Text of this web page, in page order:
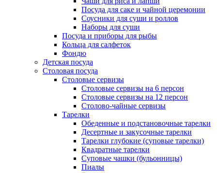
Посуда для саке и чайной церемонии
Соусники для суши и роллов
Наборы для суши
Посуда и приборы для рыбы
Кольца для салфеток
Фондю
Детская посуда
Столовая посуда
Столовые сервизы
Столовые сервизы на 6 персон
Столовые сервизы на 12 персон
Столово-чайные сервизы
Тарелки
Обеденные и подстановочные тарелки
Десертные и закусочные тарелки
Тарелки глубокие (суповые тарелки)
Квадратные тарелки
Суповые чашки (бульонницы)
Пиалы